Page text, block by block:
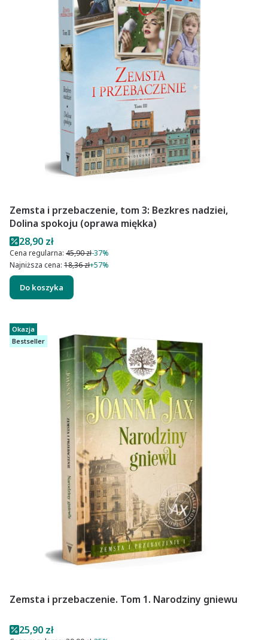
Zemsta i przebaczenie, tom 3: Bezkres nadziei,
Dolina spokoju (oprawa miękka)
Cena promocyjna
28,90 zł
Cena regularna: 45,90 zł-37%
Najniższa cena: 18,36 zł+57%
Do koszyka
Okazja
Bestseller
Zemsta i przebaczenie. Tom 1. Narodziny gniewu
Cena promocyjna
25,90 zł